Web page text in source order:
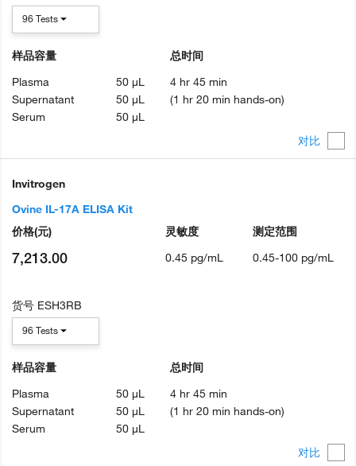
对比
样品容量
Plasma
50 µL
Supernatant
50 µL
Serum
50 µL
总时间
4 hr 45 min
(1 hr 20 min hands-on)
96 Tests
Invitrogen
对比
Ovine IL-17A ELISA Kit
灵敏度
0.45 pg/mL
测定范围
0.45-100 pg/mL
样品容量
Plasma
50 µL
Supernatant
50 µL
Serum
50 µL
总时间
4 hr 45 min
(1 hr 20 min hands-on)
价格(元)
7,213.00
货号 ESH3RB
96 Tests